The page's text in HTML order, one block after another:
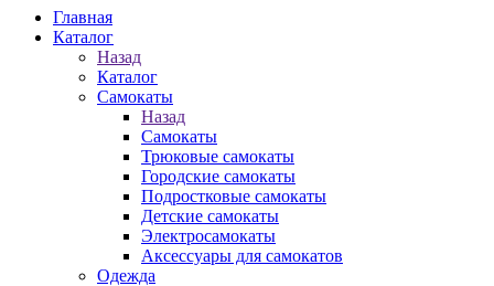
Главная
Каталог
Назад
Каталог
Самокаты
Назад
Самокаты
Трюковые самокаты
Городские самокаты
Подростковые самокаты
Детские самокаты
Электросамокаты
Аксессуары для самокатов
Одежда